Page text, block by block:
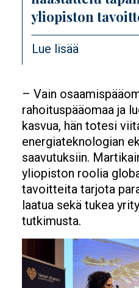
yliopiston
Lue lisää
– Vain
rahoituspääomaa ja
kasvua, hän totesi
energiateknologian
saavutuksiin.
yliopiston roolia
tavoitteita tarjota
laatua sekä tukea
tutkimusta.